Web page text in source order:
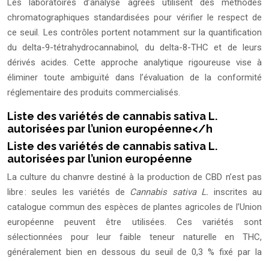
Les laboratoires d’analyse agréés utilisent des méthodes
chromatographiques standardisées pour vérifier le respect de
ce seuil. Les contrôles portent notamment sur la quantification
du delta-9-tétrahydrocannabinol, du delta-8-THC et de leurs
dérivés acides. Cette approche analytique rigoureuse vise à
éliminer toute ambiguïté dans l’évaluation de la conformité
réglementaire des produits commercialisés.
Liste des variétés de cannabis sativa L.
autorisées par l’union européenne</h
Liste des variétés de cannabis sativa L.
autorisées par l’union européenne
La culture du chanvre destiné à la production de CBD n’est pas
libre : seules les variétés de Cannabis sativa L. inscrites au
catalogue commun des espèces de plantes agricoles de l’Union
européenne peuvent être utilisées. Ces variétés sont
sélectionnées pour leur faible teneur naturelle en THC,
généralement bien en dessous du seuil de 0,3 % fixé par la